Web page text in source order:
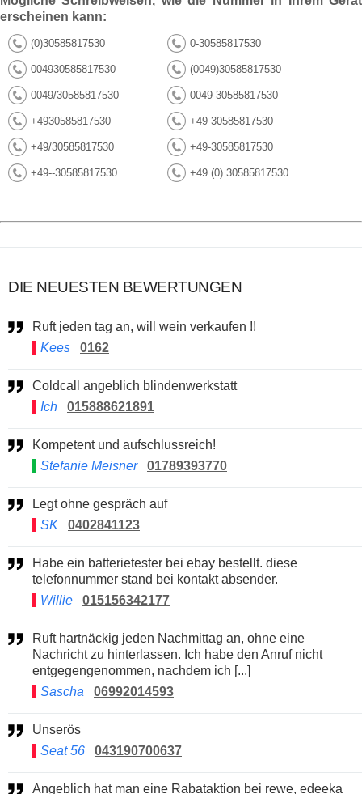
erscheinen kann:
(0)30585817530 0-30585817530
004930585817530 (0049)30585817530
0049/30585817530 0049-30585817530
+4930585817530 +49 30585817530
+49/30585817530 +49-30585817530
+49--30585817530 +49 (0) 30585817530
DIE NEUESTEN BEWERTUNGEN
Ruft jeden tag an, will wein verkaufen !!
Kees
0162
Coldcall angeblich blindenwerkstatt
Ich
015888621891
Kompetent und aufschlussreich!
Stefanie Meisner
01789393770
Legt ohne gespräch auf
SK
0402841123
Habe ein batterietester bei ebay bestellt. diese
telefonnummer stand bei kontakt absender.
Willie
015156342177
Ruft hartnäckig jeden Nachmittag an, ohne eine
Nachricht zu hinterlassen. Ich habe den Anruf nicht
entgegengenommen, nachdem ich [...]
Sascha
06992014593
Unserös
Seat 56
043190700637
Angeblich hat man eine Rabataktion bei rewe, edeeka